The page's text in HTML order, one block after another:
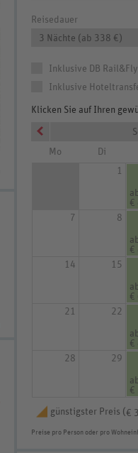
Wohnbeispiel Apt. 2
Reisedauer
3 Nächte (ab 338 €)
Inklusive DB Rail&Fly
Inklusive
Klicken Sie auf Ihren
Mo
Di
1
€
7
8
€
14
15
€
21
22
€
28
29
€
günstigster Preis ( €
Preise pro Person oder pro